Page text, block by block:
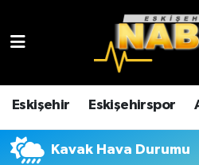
Eskişehir Eskişehirspor
Kavak Hava Durumu
Çevre
Dünya
Eskişehir Hava Durumu
Eskişehir Trafik Yoğunluk
TFF 3.Lig 4.Grup Puan